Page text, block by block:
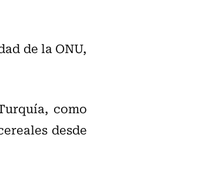
de la ONU,
como
desde